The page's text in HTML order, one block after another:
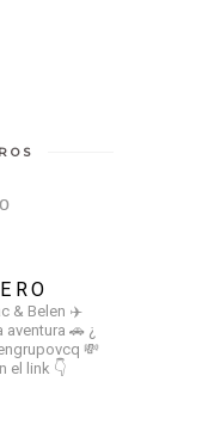
& Belen ✈️
aventura 🚗 ¿
💸
el link 👇